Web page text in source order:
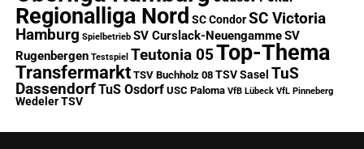
Regionalliga Nord SC Condor SC Victoria
Hamburg Spielbetrieb SV Curslack-NeuengammeSV
Rugenbergen Testspiel Teutonia 05Top-Thema
Transfermarkt TSV Buchholz 08 TSV Sasel TuS
DassendorfTuS Osdorf USC Paloma VfB Lübeck VfL Pinneberg
Wedeler TSV